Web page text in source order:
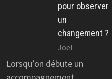
pour observer
un
changement ?
Joel
Lorsqu’on débute un